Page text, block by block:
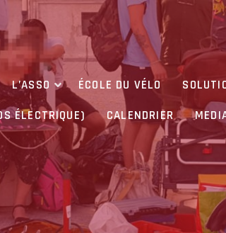
L’ASSO ÉCOLE DU VÉLO
ÉLECTRIQUE)
CALENDRIER